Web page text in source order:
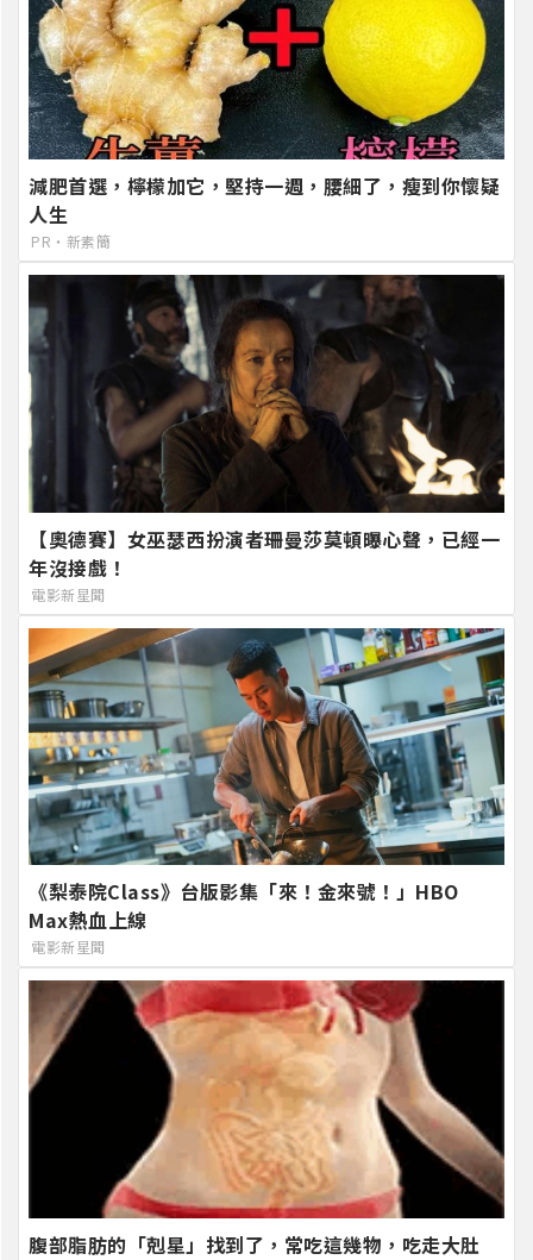
減肥首選，檸檬加它，堅持一週，腰細了，瘦到你懷疑
人生
PR・新素簡
【奧德賽】女巫瑟西扮演者珊曼莎莫頓曝心聲，已經一
年沒接戲！
電影新星聞
《梨泰院Class》台版影集「來！金來號！」HBO
Max熱血上線
電影新星聞
腹部脂肪的「剋星」找到了，常吃這幾物，吃走大肚